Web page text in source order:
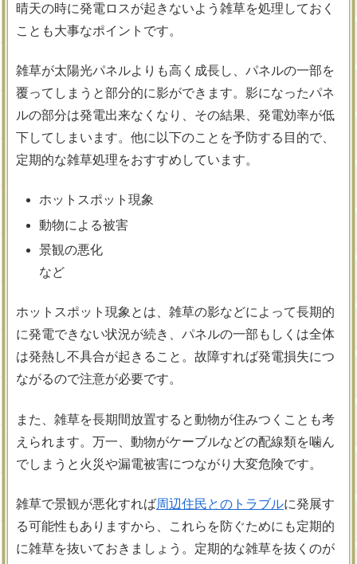
晴天の時に発電ロスが起きないよう雑草を処理しておく
ことも大事なポイントです。
雑草が太陽光パネルよりも高く成長し、パネルの一部を
覆ってしまうと部分的に影ができます。影になったパネ
ルの部分は発電出来なくなり、その結果、発電効率が低
下してしまいます。他に以下のことを予防する目的で、
定期的な雑草処理をおすすめしています。
ホットスポット現象
動物による被害
景観の悪化
など
ホットスポット現象とは、雑草の影などによって長期的
に発電できない状況が続き、パネルの一部もしくは全体
は発熱し不具合が起きること。故障すれば発電損失につ
ながるので注意が必要です。
また、雑草を長期間放置すると動物が住みつくことも考
えられます。万一、動物がケーブルなどの配線類を噛ん
でしまうと火災や漏電被害につながり大変危険です。
雑草で景観が悪化すれば周辺住民とのトラブルに発展す
る可能性もありますから、これらを防ぐためにも定期的
に雑草を抜いておきましょう。定期的な雑草を抜くのが